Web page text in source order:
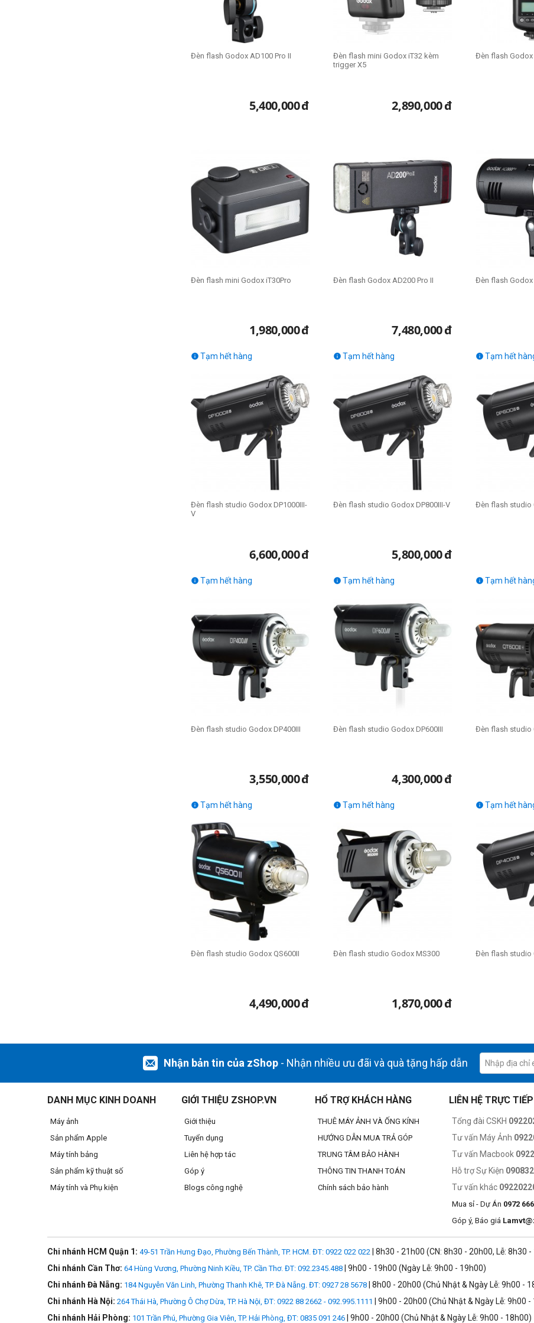
Đèn flash Godox AD100 Pro II
5,400,000đ
Đèn flash mini Godox iT32 kèm
trigger X5
2,890,000đ
Đèn flash Godox
Đèn flash mini Godox iT30Pro
1,980,000đ
Đèn flash Godox AD200 Pro II
7,480,000đ
Đèn flash Godox
Tạm hết hàng

Đèn flash studio Godox DP1000III-
V
6,600,000đ
Tạm hết hàng

Đèn flash studio Godox DP800III-V
5,800,000đ
Tạm hết

Đèn flash studio
Tạm hết hàng

Đèn flash studio Godox DP400III
3,550,000đ
Tạm hết hàng

Đèn flash studio Godox DP600III
4,300,000đ
Tạm hết

Đèn flash studio
Tạm hết hàng

Đèn flash studio Godox QS600II
4,490,000đ
Tạm hết hàng

Đèn flash studio Godox MS300
1,870,000đ
Tạm hết

Đèn flash studio
Nhận bản tin của zShop - Nhận nhiều ưu đãi và quà tặng hấp dẫn
DANH MỤC KINH DOANH
Máy ảnh
Sản phẩm Apple
Máy tính bảng
Sản phẩm kỹ thuật số
Máy tính và Phụ kiện
GIỚI THIỆU ZSHOP.VN
Giới thiệu
Tuyển dụng
Liên hệ hợp tác
Góp ý
Blogs công nghệ
HỔ TRỢ KHÁCH HÀNG
THUÊ MÁY ẢNH VÀ ỐNG KÍNH
HƯỚNG DẪN MUA TRẢ GÓP
TRUNG TÂM BẢO HÀNH
THÔNG TIN THANH TOÁN
Chính sách bảo hành
LIÊN HỆ TRỰC TIẾP
Tổng đài CSKH
Tư vấn Máy Ảnh
Tư vấn Macbook
Hỗ trợ Sự Kiện
Tư vấn khác
Mua sỉ - Dự Án 0972
Góp ý, Báo giá
Chi nhánh HCM Quận 1: 49-51 Trần Hưng Đạo, Phường Bến Thành, TP. HCM. ĐT: 0922 022 022 | 8h30 - 21h00 (CN: 8h30 - 20h00, Lễ: 8h30
Chi nhánh Cần Thơ: 64 Hùng Vương, Phường Ninh Kiều, TP. Cần Thơ. ĐT: 092.2345.488 | 9h00 - 19h00 (Ngày Lễ: 9h00 - 19h00)
Chi nhánh Đà Nẵng: 184 Nguyễn Văn Linh, Phường Thanh Khê, TP. Đà Nẵng. ĐT: 0927 28 5678 | 8h00 - 20h00 (Chủ Nhật & Ngày Lễ: 9h00 -
Chi nhánh Hà Nội: 264 Thái Hà, Phường Ô Chợ Dừa, TP. Hà Nội, ĐT: 0922 88 2662 - 092.995.1111
| 9h00 - 20h00 (Chủ Nhật & Ngày Lễ: 9h00
Chi nhánh Hải Phòng: 101 Trần Phú, Phường Gia Viên, TP. Hải Phòng, ĐT: 0835 091 246 | 9h00 - 20h00 (Chủ Nhật & Ngày Lễ: 9h00 - 18h00)